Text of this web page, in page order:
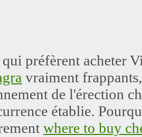
préfèrent acheter
vraiment
de l'érection
établie.
where to buy